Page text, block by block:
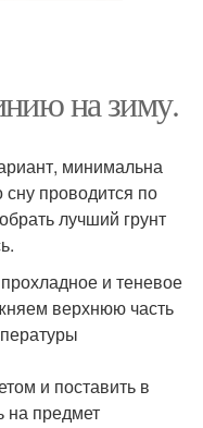
на зиму.
минимальна
сну проводится по
лучший грунт
и теневое
верхнюю часть
и поставить в
на предмет